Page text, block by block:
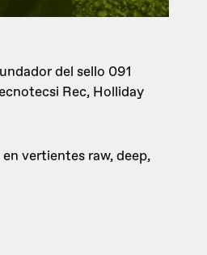
del sello 091
Rec, Holliday
vertientes raw, deep,